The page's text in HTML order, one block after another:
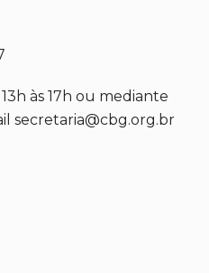
às 17h ou mediante
secretaria@cbg.org.br